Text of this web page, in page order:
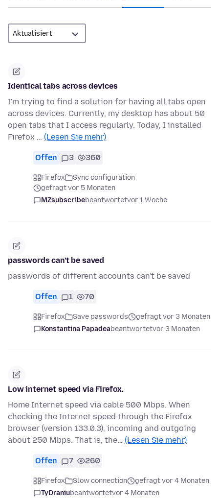
Identical tabs across devices
I'm trying to find a solution for having all tabs open
across devices. Currently, my desktop has about 50
open tabs that I access regularly. Today, I installed
Firefox … (Lesen Sie mehr)
Offen 3 360
Firefox
Sync configuration
gefragt vor 5 Monaten
MZsubscribebeantwortetvor 1 Woche
passwords can't be saved
passwords of different accounts can't be saved
Offen 1 70
Firefox Save passwords
gefragt vor 3 Monaten
Konstantina Papadeabeantwortetvor 3 Monaten
Low internet speed via Firefox.
Home Internet speed via cable 500 Mbps. When
checking the Internet speed through the Firefox
browser (version 133.0.3), incoming and outgoing
about 250 Mbps. That is, the… (Lesen Sie mehr)
Offen 7 260
Firefox Slow connection
gefragt vor 4 Monaten
TyDraniubeantwortetvor 4 Monaten